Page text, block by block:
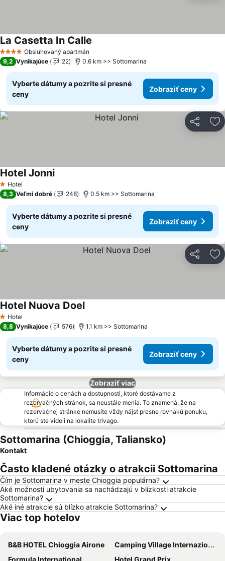
4 Počet hviezdičiek
Obsluhovaný apartmán
La Casetta In Calle
9,2 Vynikajúce 22 0.6 km >> Sottomarina
Vyberte dátumy a pozrite si presné
ceny
Zobraziť ceny
Zdieľať
1 Počet hviezdičiek
Hotel
Hotel Jonni
8,3 Veľmi dobré 248 0.5 km >> Sottomarina
Vyberte dátumy a pozrite si presné
ceny
Zobraziť ceny
Zdieľať
1 Počet hviezdičiek
Hotel
Hotel Nuova Doel
8,8 Vynikajúce 576 1.1 km >> Sottomarina
Vyberte dátumy a pozrite si presné
ceny
Zobraziť ceny
Zobraziť viac
Informácie o cenách a dostupnosti, ktoré dostávame z
rezervačných stránok, sa neustále menia. To znamená, že na
rezervačnej stránke nemusíte vždy nájsť presne rovnakú ponuku,
ktorú ste videli na lokalite trivago.
Sottomarina (Chioggia, Taliansko)
Kontakt
Často kladené otázky o atrakcii Sottomarina
Čím je Sottomarina v meste Chioggia populárna?
Aké možnosti ubytovania sa nachádzajú v blízkosti atrakcie
Sottomarina?
Aké iné atrakcie sú blízko atrakcie Sottomarina?
Viac top hotelov
B&B HOTEL Chioggia Airone
Camping Village Internazionale
Formula International
Hotel Grand Prix